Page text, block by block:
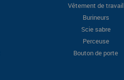
Vêtement de travail
Burineurs
Scie sabre
Perceuse
Bouton de porte